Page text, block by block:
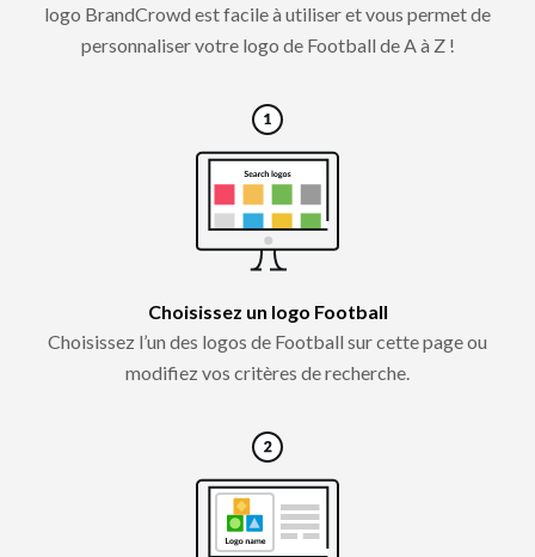
logo BrandCrowd est facile à utiliser et vous permet de
personnaliser votre logo de Football de A à Z !
Choisissez un logo Football
Choisissez l’un des logos de Football sur cette page ou
modifiez vos critères de recherche.